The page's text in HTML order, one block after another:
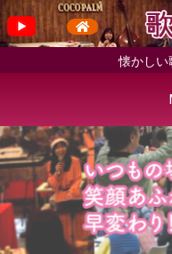
懐かしい